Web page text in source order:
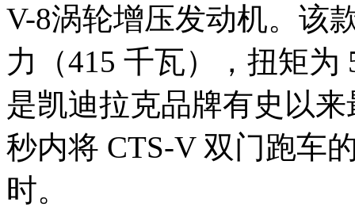
V-8涡轮增压发动机。该
力（415 千瓦），扭矩为
是凯迪拉克品牌有史以
秒内将 CTS-V 双门跑车
时。